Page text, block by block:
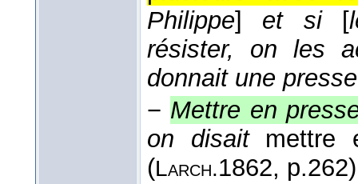
Philippe] et si[
résister, on les
donnait une presse
− Mettre en
on disaitmettre
(Larch.1862,